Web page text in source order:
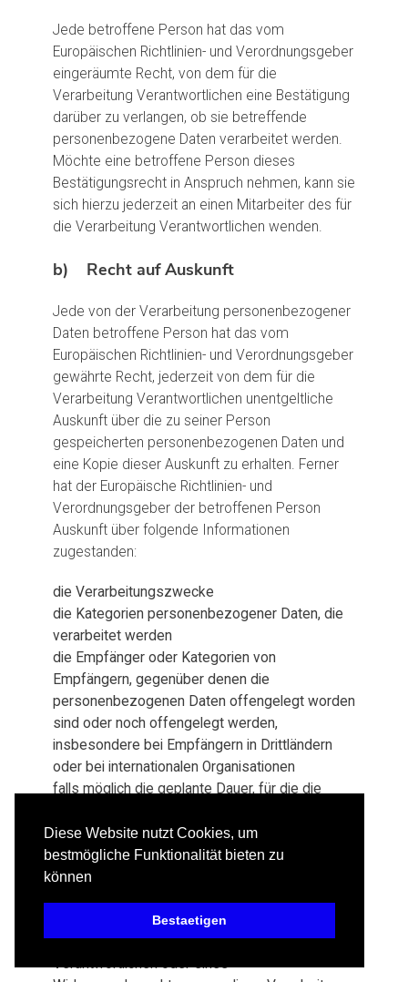
Diese Website nutzt Cookies, um
bestmögliche Funktionalität bieten zu
können
Bestaetigen
Jede betroffene Person hat das vom
Europäischen Richtlinien- und Verordnungsgeber
eingeräumte Recht, von dem für die
Verarbeitung Verantwortlichen eine Bestätigung
darüber zu verlangen, ob sie betreffende
personenbezogene Daten verarbeitet werden.
Möchte eine betroffene Person dieses
Bestätigungsrecht in Anspruch nehmen, kann sie
sich hierzu jederzeit an einen Mitarbeiter des für
die Verarbeitung Verantwortlichen wenden.
b) Recht auf Auskunft
Jede von der Verarbeitung personenbezogener
Daten betroffene Person hat das vom
Europäischen Richtlinien- und Verordnungsgeber
gewährte Recht, jederzeit von dem für die
Verarbeitung Verantwortlichen unentgeltliche
Auskunft über die zu seiner Person
gespeicherten personenbezogenen Daten und
eine Kopie dieser Auskunft zu erhalten. Ferner
hat der Europäische Richtlinien- und
Verordnungsgeber der betroffenen Person
Auskunft über folgende Informationen
zugestanden:
die Verarbeitungszwecke
die Kategorien personenbezogener Daten, die
verarbeitet werden
die Empfänger oder Kategorien von
Empfängern, gegenüber denen die
personenbezogenen Daten offengelegt worden
sind oder noch offengelegt werden,
insbesondere bei Empfängern in Drittländern
oder bei internationalen Organisationen
falls möglich die geplante Dauer, für die die
werden, oder, falls dies nicht möglich ist, die
Kriterien für die Festlegung dieser Dauer
das Bestehen eines Rechts auf Berichtigung
personenbezogenen Daten oder auf
Einschränkung der Verarbeitung durch den
Verantwortlichen oder eines